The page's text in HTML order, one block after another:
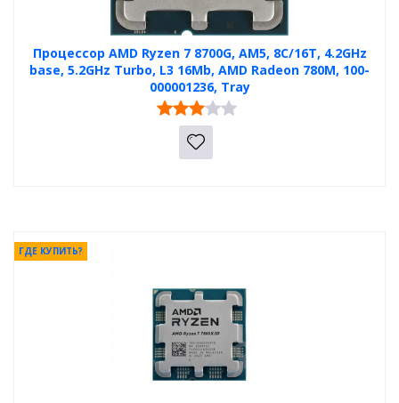
Процессор AMD Ryzen 7 8700G, AM5, 8C/16T, 4.2GHz
base, 5.2GHz Turbo, L3 16Mb, AMD Radeon 780M, 100-
000001236, Tray
ГДЕ КУПИТЬ?